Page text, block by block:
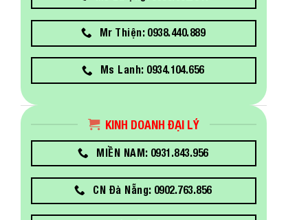
Mr Thiện: 0938.440.889
Ms Lanh: 0934.104.656
KINH DOANH ĐẠI LÝ
MIỀN NAM: 0931.843.956
CN Đà Nẵng: 0902.763.856